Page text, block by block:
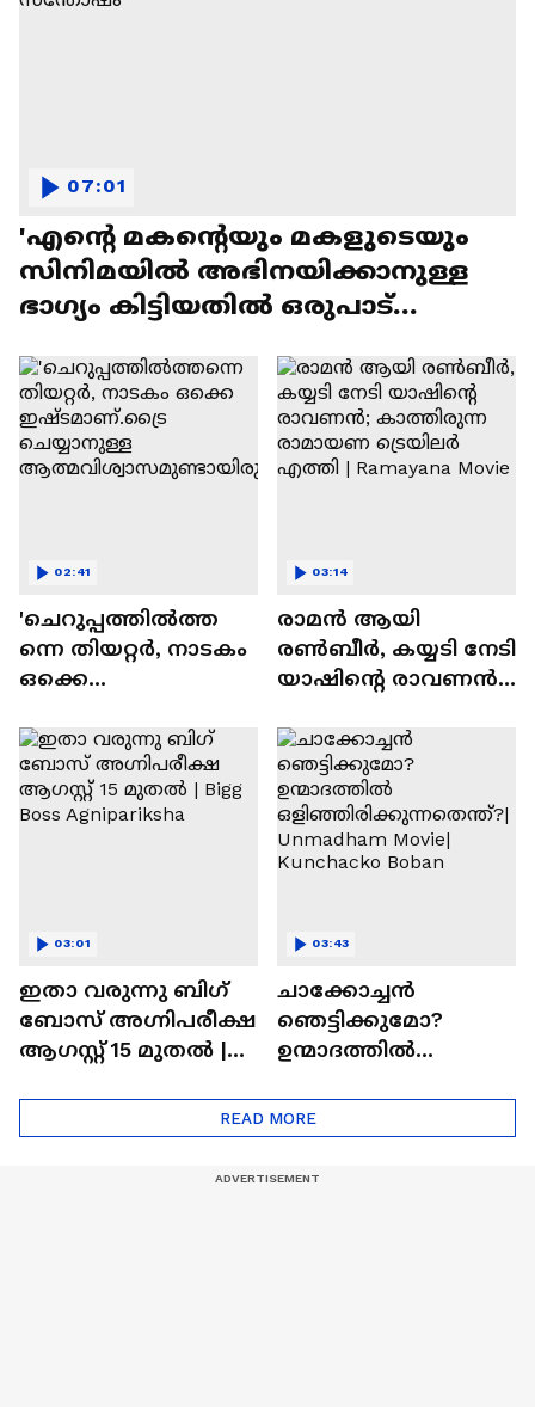
'എന്റെ മകന്റെയും മകളുടെയും
സിനിമയിൽ അഭിനയിക്കാനുള്ള
ഭാഗ്യം കിട്ടിയതിൽ ഒരുപാട്
07:01
'ചെറുപ്പത്തിൽത്ത
ന്നെ തിയറ്റർ, നാടകം
ഒക്കെ
ചെയ്യാനുള്ള
ആത്മവിശ്വാസമുണ്ടാ
യിരുന്നില്ല'
02:41
രാമന്‍ ആയി
രൺബീർ, കയ്യടി നേടി
യാഷിന്റെ രാവണൻ;
രാമായണ ട്രെയിലർ
എത്തി | Ramayana
Movie
03:14
ഇതാ വരുന്നു ബിഗ്
ബോസ് അഗ്നിപരീക്ഷ
ആഗസ്റ്റ് 15 മുതൽ |
03:01
ചാക്കോച്ചന്‍
ഞെട്ടിക്കുമോ?
ഉന്മാദത്തിൽ
ന്ത്?| Unmadham
Movie| Kunchacko
03:43
READ MORE